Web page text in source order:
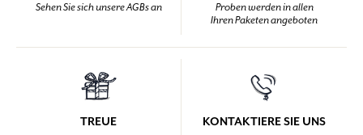
Sehen Sie sich unsere AGBs an
Proben werden in allen
Ihren Paketen angeboten
TREUE KONTAKTIERE SIE UNS